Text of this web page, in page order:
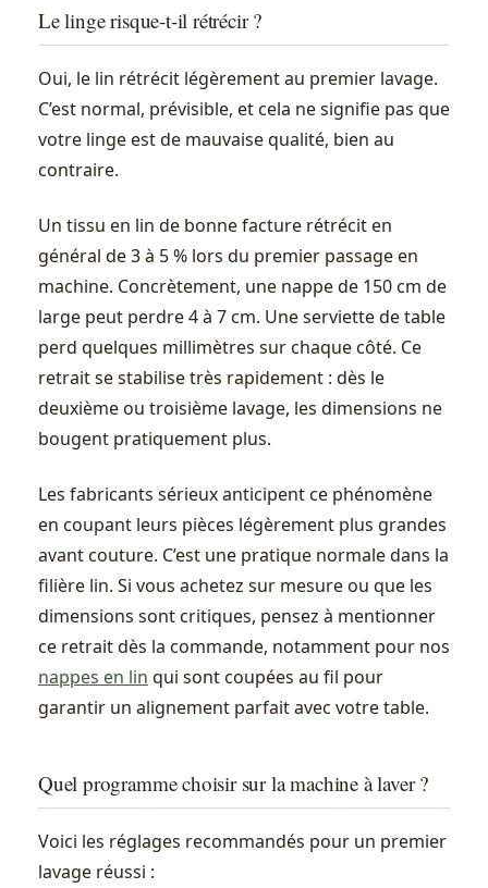
Le linge risque-t-il rétrécir ?
Oui, le lin rétrécit légèrement au premier lavage.
C’est normal, prévisible, et cela ne signifie pas que
votre linge est de mauvaise qualité, bien au
contraire.
Un tissu en lin de bonne facture rétrécit en
général de 3 à 5 % lors du premier passage en
machine. Concrètement, une nappe de 150 cm de
large peut perdre 4 à 7 cm. Une serviette de table
perd quelques millimètres sur chaque côté. Ce
retrait se stabilise très rapidement : dès le
deuxième ou troisième lavage, les dimensions ne
bougent pratiquement plus.
Les fabricants sérieux anticipent ce phénomène
en coupant leurs pièces légèrement plus grandes
avant couture. C’est une pratique normale dans la
filière lin. Si vous achetez sur mesure ou que les
dimensions sont critiques, pensez à mentionner
ce retrait dès la commande, notamment pour nos
nappes en lin qui sont coupées au fil pour
garantir un alignement parfait avec votre table.
Quel programme choisir sur la machine à laver ?
Voici les réglages recommandés pour un premier
lavage réussi :